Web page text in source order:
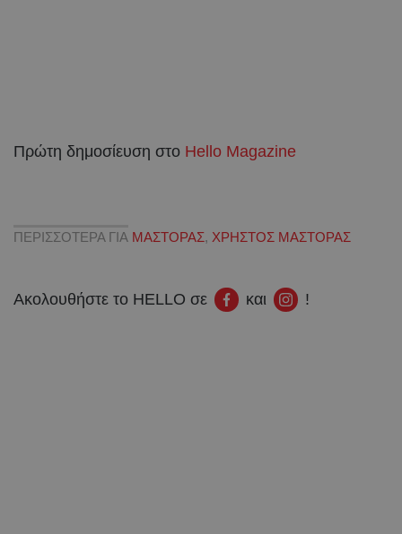
Πρώτη δημοσίευση στο Hello Magazine
ΠΕΡΙΣΣΟΤΕΡΑ ΓΙΑ ΜΑΣΤΟΡΑΣ, ΧΡΗΣΤΟΣ ΜΑΣΤΟΡΑΣ
Ακολουθήστε το HELLO σε και !